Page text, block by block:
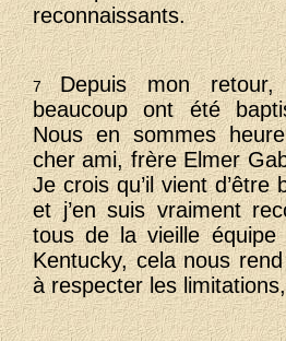
reconnaissants.
7Depuis mon
beaucoup ont été
Nous en sommes
cher ami, frère Elmer
Je crois qu’il vient d’être
et j’en suis vraiment
tous de la vieille équipe
Kentucky, cela nous
à respecter les